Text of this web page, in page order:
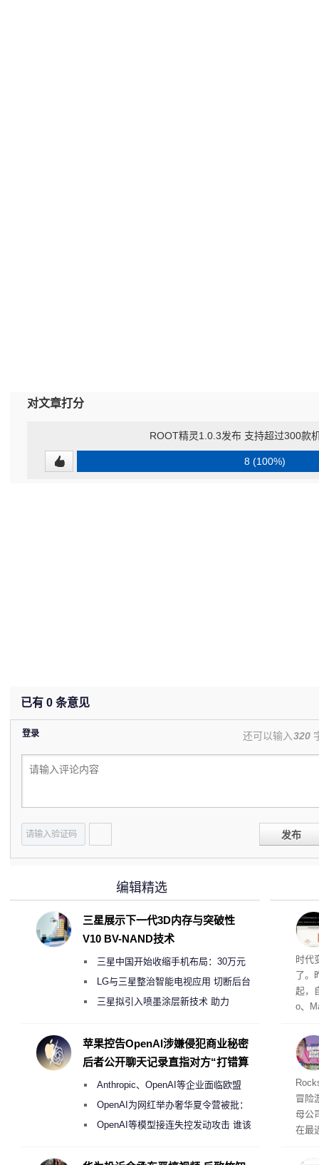
对文章打分
ROOT精灵1.0.3发布 支持超过300款
8 (100%)
已有 0 条意见
登录 还可以输入320
发布
时代
了。
起，
o、
和
命令
起
防御
气将
发效
期
冒险
母公
在最
ss
编辑精选
三星展示下一代3D内存与突破性
V10 BV-NAND技术
三星中国开始收缩手机布局：30万元
月销售额不达标门店 将被逐步清退
LG与三星整治智能电视应用 切断后台
偷偷共享带宽的违规行为
三星拟引入喷墨涂层新技术 助力
度
苹果控告OpenAI涉嫌侵犯商业秘密
后者公开聊天记录直指对方“打错算
Anthropic、OpenAI等企业面临欧盟
《人工智能法案》全新执法权限审查
OpenAI为网红举办奢华夏令营被批：
2000美元一晚 遭讽“反乌托邦”
OpenAI等模型接连失控发动攻击 谁该